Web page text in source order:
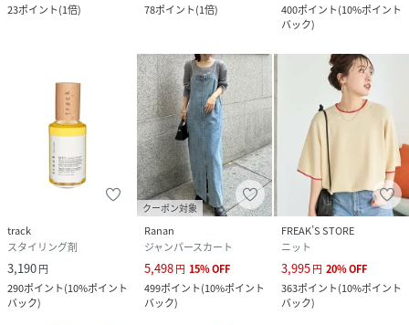
23ポイント(1倍)
78ポイント(1倍)
400ポイント(10%ポイント
バック)
track
スタイリング剤
3,190円
290ポイント(10%ポイント
バック)
クーポン対象
Ranan
ジャンパースカート
5,498円 15%OFF
499ポイント(10%ポイント
バック)
FREAK’S STORE
ニット
3,995円 20%OFF
363ポイント(10%ポイント
バック)